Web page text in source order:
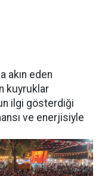
akın eden
kuyruklar
ilgi gösterdiği
ve enerjisiyle